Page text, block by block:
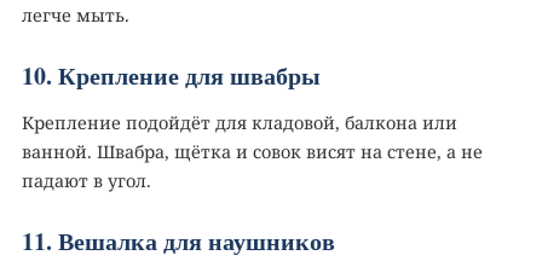
легче мыть.
10. Крепление для швабры
Крепление подойдёт для кладовой, балкона или
ванной. Швабра, щётка и совок висят на стене, а не
падают в угол.
11. Вешалка для наушников